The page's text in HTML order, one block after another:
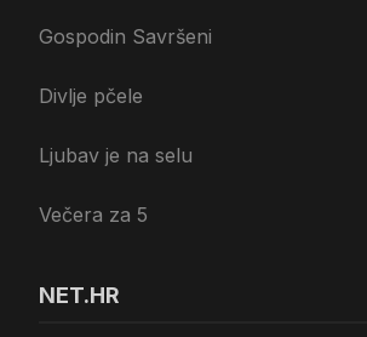
Gospodin Savršeni
Divlje pčele
Ljubav je na selu
Večera za 5
NET.HR